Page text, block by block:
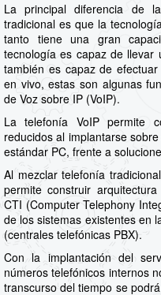
La principal diferencia de
tradicional es que la
tanto tiene una gran
tecnología es capaz de
también es capaz de
en vivo, estas son algunas
de Voz sobre IP (VoIP).
La telefonía VoIP permite
reducidos al implantarse
estándar PC, frente a
Al mezclar telefonía
permite construir
CTI (Computer Telephony
de los sistemas existentes en
(centrales telefónicas PBX).
Con la implantación del
números telefónicos internos
transcurso del tiempo se